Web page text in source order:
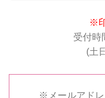
※
受付時
(土
※メールアドレ